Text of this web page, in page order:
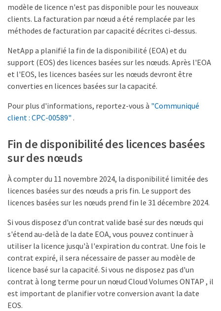
modèle de licence n'est pas disponible pour les nouveaux
clients. La facturation par nœud a été remplacée par les
méthodes de facturation par capacité décrites ci-dessus.
NetApp a planifié la fin de la disponibilité (EOA) et du
support (EOS) des licences basées sur les nœuds. Après l'EOA
et l'EOS, les licences basées sur les nœuds devront être
converties en licences basées sur la capacité.
Pour plus d'informations, reportez-vous à "Communiqué
client : CPC-00589" .
Fin de disponibilité des licences basées
sur des nœuds
À compter du 11 novembre 2024, la disponibilité limitée des
licences basées sur des nœuds a pris fin. Le support des
licences basées sur les nœuds prend fin le 31 décembre 2024.
Si vous disposez d'un contrat valide basé sur des nœuds qui
s'étend au-delà de la date EOA, vous pouvez continuer à
utiliser la licence jusqu'à l'expiration du contrat. Une fois le
contrat expiré, il sera nécessaire de passer au modèle de
licence basé sur la capacité. Si vous ne disposez pas d'un
contrat à long terme pour un nœud Cloud Volumes ONTAP , il
est important de planifier votre conversion avant la date
EOS.